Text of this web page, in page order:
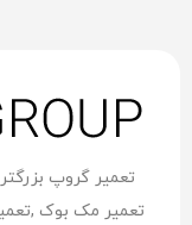
تعمیر گروپ
تعمیر مک بوک